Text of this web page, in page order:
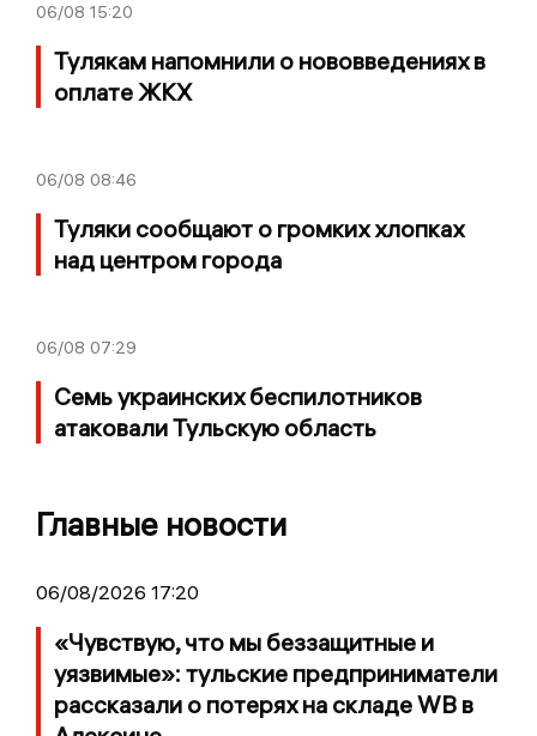
06/08 15:20
Тулякам напомнили о нововведениях в
оплате ЖКХ
06/08 08:46
Туляки сообщают о громких хлопках
над центром города
06/08 07:29
Семь украинских беспилотников
атаковали Тульскую область
Главные новости
06/08/2026 17:20
«Чувствую, что мы беззащитные и
уязвимые»: тульские предприниматели
рассказали о потерях на складе WB в